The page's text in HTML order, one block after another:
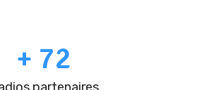
+ 72